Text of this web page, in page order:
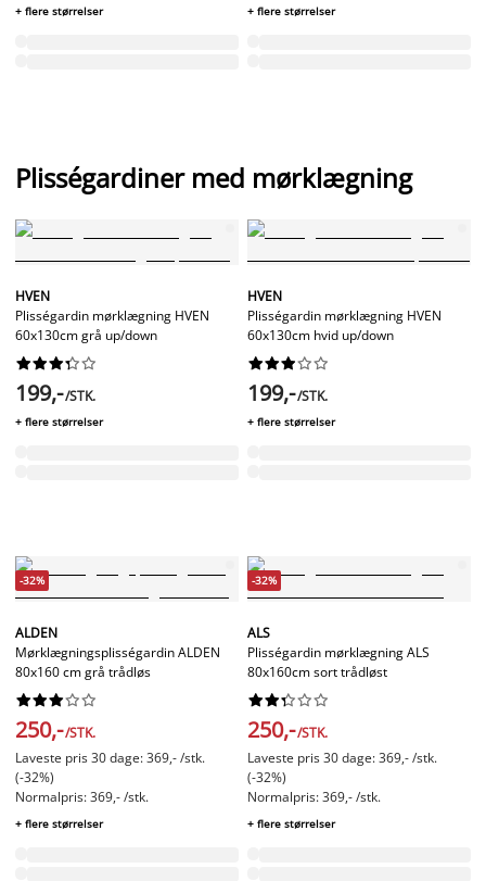
+ flere størrelser + flere størrelser
Plisségardiner med mørklægning
HVEN
Plisségardin mørklægning HVEN
60x130cm grå up/down






199,-/STK.
+ flere størrelser
HVEN
Plisségardin mørklægning HVEN
60x130cm hvid up/down






199,-/STK.
+ flere størrelser
-32%
ALDEN
Mørklægningsplisségardin ALDEN
80x160 cm grå trådløs






250,-/STK.
Laveste pris 30 dage: 369,- /stk.
(-32%)
Normalpris: 369,- /stk.
+ flere størrelser
-32%
ALS
Plisségardin mørklægning ALS
80x160cm sort trådløst






250,-/STK.
Laveste pris 30 dage: 369,- /stk.
(-32%)
Normalpris: 369,- /stk.
+ flere størrelser